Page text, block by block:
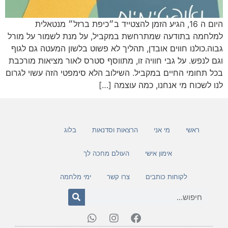
היום ה 16, הגיע הזמן להצטייד ב״כיפת ברזל״ מנטאלית
למלחמה בתודעה שמתרחשת במקביל, על מנת לשמור על מורל
גבוה.כולנו חווים אובדן, תהליך לא פשוט בלשון המעטה גם לגוף
וגם לנפש. על גבי חוויה זו, מתווסף סטרס לאור מציאות מורכבת
בכל תחומי החיים במקביל. השילוב הלא סימפטי הזה עשוי לגרום
לנו לשכוח מי אנחנו, כמה עוצמה […]
ראשי מי אני הרצאות וסדנאות בלוג
אימון אישי העולם מחכה לך
לקוחות כותבים צרו קשר ימי מלחמה